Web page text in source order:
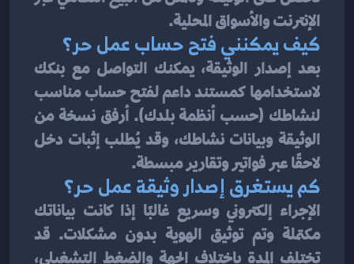
الإنترنت والأسواق المحلية.
كيف يمكنني فتح حساب عمل حر؟
لاحقًا عبر فواتير وتقارير مبسطة.
كم يستغرق إصدار وثيقة عمل حر؟